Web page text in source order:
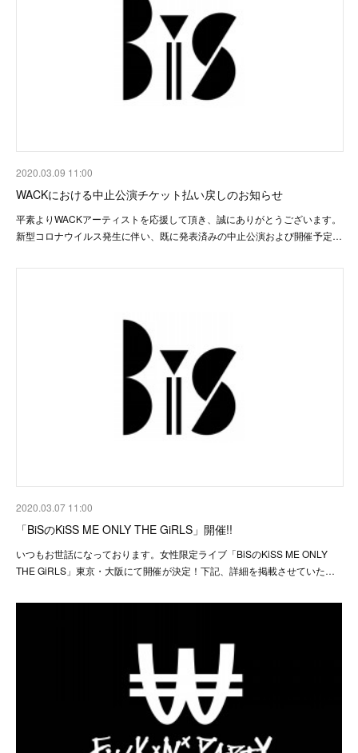
2020.03.09 11:00
WACKにおける中止公演チケット払い戻しのお知らせ
平素よりWACKアーティストを応援して頂き、誠にありがとうございます。
新型コロナウイルス発生に伴い、既に発表済みの中止公演および開催予定…
2020.03.07 11:00
「BiSのKiSS ME ONLY THE GiRLS」開催!!
いつもお世話になっております。女性限定ライブ「BiSのKiSS ME ONLY
THE GiRLS」東京・大阪にて開催が決定！下記、詳細を掲載させていた…